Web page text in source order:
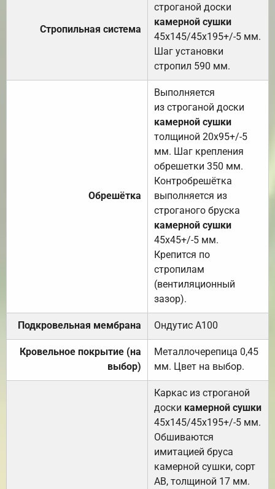
Стропильная система
строганой доски
камерной сушки
45х145/45х195+/-5 мм.
Шаг установки
стропил 590 мм.
Обрешётка
Выполняется
из строганой доски
камерной сушки
толщиной 20х95+/-5
мм. Шаг крепления
обрешетки 350 мм.
Контробрешётка
выполняется из
строганого бруска
камерной сушки
45х45+/-5 мм.
Крепится по
стропилам
(вентиляционный
зазор).
Подкровельная мембрана Ондутис А100
Кровельное покрытие (на
выбор)
Металлочерепица 0,45
мм. Цвет на выбор.
Каркас из строганой
доски камерной сушки
45х145/45х195+/-5 мм.
Обшиваются
имитацией бруса
камерной сушки, сорт
АВ, толщиной 17 мм.